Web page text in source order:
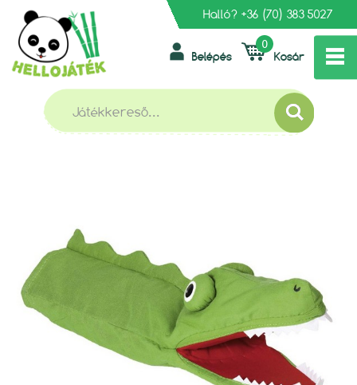
Halló? +36 (70) 383 5027
Kosár
0
Belépés
FŐOLDAL JELMEZEK, SZEREPJÁTÉKOK »
SZEREPJÁTÉKOK » GOKI KROKODILOS KESZTYŰBÁB 30 CM
GOKI KROKODILOS KESZTYŰBÁB 30 CM